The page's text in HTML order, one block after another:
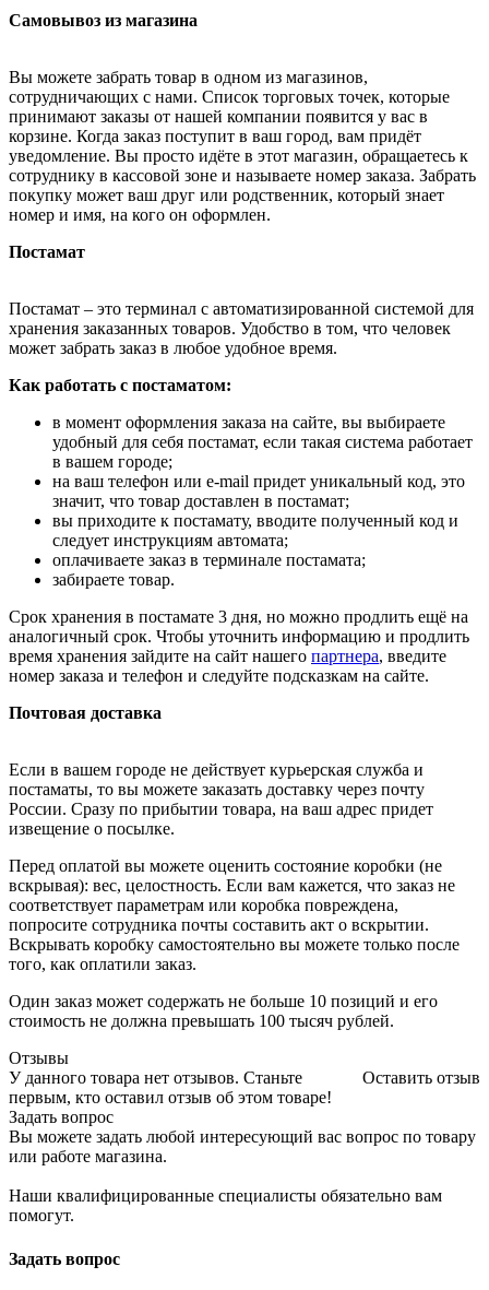
Самовывоз из магазина
Вы можете забрать товар в одном из магазинов,
сотрудничающих с нами. Список торговых точек, которые
принимают заказы от нашей компании появится у вас в
корзине. Когда заказ поступит в ваш город, вам придёт
уведомление. Вы просто идёте в этот магазин, обращаетесь к
сотруднику в кассовой зоне и называете номер заказа. Забрать
покупку может ваш друг или родственник, который знает
номер и имя, на кого он оформлен.
Постамат
Постамат – это терминал с автоматизированной системой для
хранения заказанных товаров. Удобство в том, что человек
может забрать заказ в любое удобное время.
Как работать с постаматом:
в момент оформления заказа на сайте, вы выбираете
удобный для себя постамат, если такая система работает
в вашем городе;
на ваш телефон или e-mail придет уникальный код, это
значит, что товар доставлен в постамат;
вы приходите к постамату, вводите полученный код и
следует инструкциям автомата;
оплачиваете заказ в терминале постамата;
забираете товар.
Срок хранения в постамате 3 дня, но можно продлить ещё на
аналогичный срок. Чтобы уточнить информацию и продлить
время хранения зайдите на сайт нашего партнера, введите
номер заказа и телефон и следуйте подсказкам на сайте.
Почтовая доставка
Если в вашем городе не действует курьерская служба и
постаматы, то вы можете заказать доставку через почту
России. Сразу по прибытии товара, на ваш адрес придет
извещение о посылке.
Перед оплатой вы можете оценить состояние коробки (не
вскрывая): вес, целостность. Если вам кажется, что заказ не
соответствует параметрам или коробка повреждена,
попросите сотрудника почты составить акт о вскрытии.
Вскрывать коробку самостоятельно вы можете только после
того, как оплатили заказ.
Один заказ может содержать не больше 10 позиций и его
стоимость не должна превышать 100 тысяч рублей.
Отзывы
Оставить отзыв
У данного товара нет отзывов. Станьте
первым, кто оставил отзыв об этом товаре!
Задать вопрос
Вы можете задать любой интересующий вас вопрос по товару
или работе магазина.
Наши квалифицированные специалисты обязательно вам
помогут.
Задать вопрос